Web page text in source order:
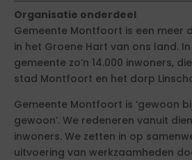
Organisatie onderdeel
Gemeente Montfoort is een meer
in het Groene Hart van ons land.
gemeente zo’n 14.000 inwoners,
stad Montfoort en het dorp
Gemeente Montfoort is ‘gewoon
gewoon’. We redeneren vanuit
inwoners. We zetten in op
uitvoering van werkzaamheden